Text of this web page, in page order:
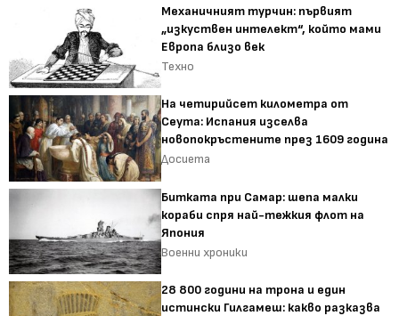
Механичният турчин: първият
„изкуствен интелект“, който мами
Европа близо век
Техно
На четирийсет километра от
Сеута: Испания изселва
новопокръстените през 1609 година
Досиета
Битката при Самар: шепа малки
кораби спря най-тежкия флот на
Япония
Военни хроники
28 800 години на трона и един
истински Гилгамеш: какво разказва